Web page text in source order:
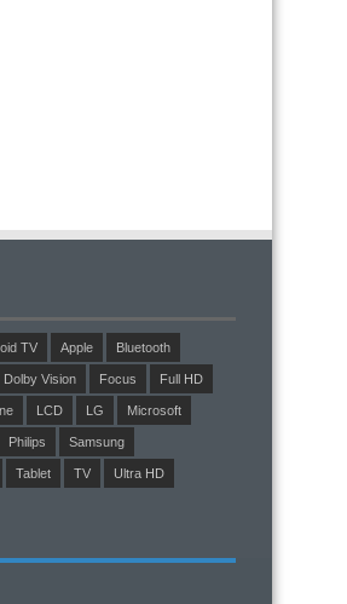
TV Apple Bluetooth
Dolby Vision Focus Full HD
LCD LG Microsoft
Philips Samsung
Tablet TV Ultra HD